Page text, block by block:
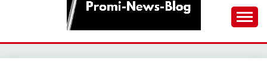
PROMI-NEWS-BLOG